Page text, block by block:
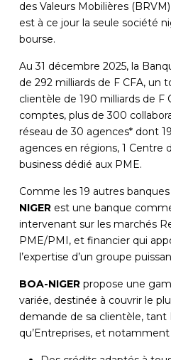
des Valeurs Mobilières
est à ce jour la seule société
bourse.
Au 31 décembre 2025, la
de 292 milliards de F CFA, un
clientèle de 190 milliards de F
comptes, plus de 300
réseau de 30 agences* dont
agences en régions, 1 Centre
business dédié aux PME.
Comme les 19 autres
NIGER est une banque
intervenant sur les marchés
PME/PMI, et financier qui
l’expertise d’un groupe
BOA-NIGERpropose une
variée, destinée à couvrir le
demande de sa clientèle, tant
qu’Entreprises, et notamment